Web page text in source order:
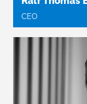
CEO